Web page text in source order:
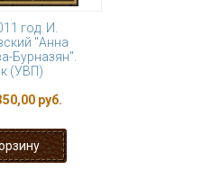
год. И.
"Анна
Бурназян".
(УВП)
руб.